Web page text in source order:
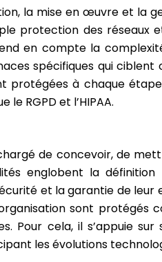
la mise en œuvre et la
protection des réseaux
en compte la
spécifiques qui ciblent
protégées à chaque
RGPD et l’HIPAA.
de concevoir, de
englobent la
et la garantie de
sont protégés
Pour cela, il s’appuie
les évolutions